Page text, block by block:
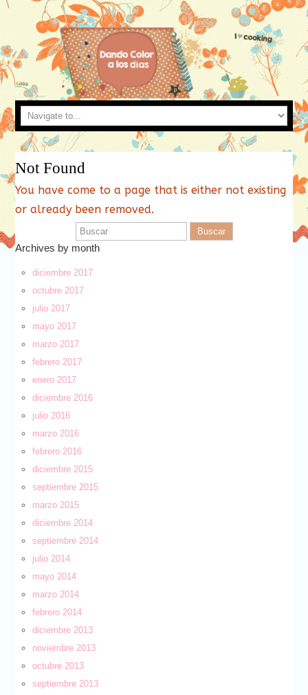
Not Found
You have come to a page that is either not existing
or already been removed.
Archives by month
diciembre 2017
octubre 2017
julio 2017
mayo 2017
marzo 2017
febrero 2017
enero 2017
diciembre 2016
julio 2016
marzo 2016
febrero 2016
diciembre 2015
septiembre 2015
marzo 2015
diciembre 2014
septiembre 2014
julio 2014
mayo 2014
marzo 2014
febrero 2014
diciembre 2013
noviembre 2013
octubre 2013
septiembre 2013